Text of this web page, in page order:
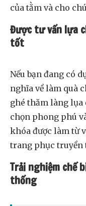
của tằm và cho
Được tư vấn lựa
tốt
Nếu bạn đang có
nghĩa về làm quà
ghé thăm làng lụa
chọn phong phú
khóa được làm từ
trang phục truyền
Trải nghiệm chế
thống